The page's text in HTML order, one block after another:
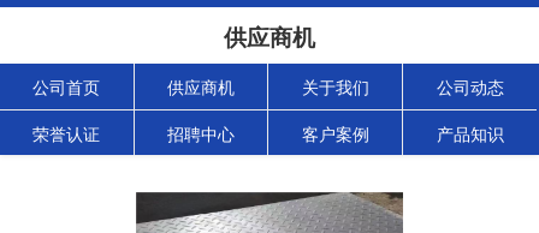
供应商机
公司首页 供应商机 关于我们 公司动态
荣誉认证 招聘中心 客户案例 产品知识